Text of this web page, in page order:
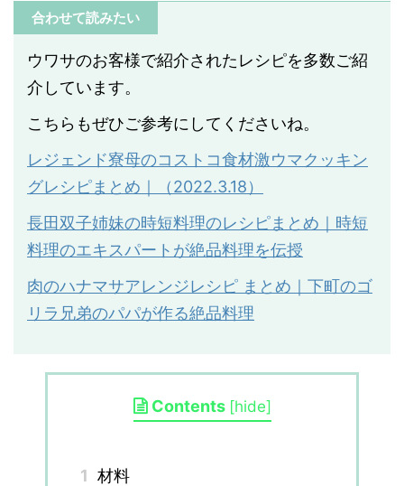
合わせて読みたい
ウワサのお客様で紹介されたレシピを多数ご紹
介しています。
こちらもぜひご参考にしてくださいね。
レジェンド寮母のコストコ食材激ウマクッキン
グレシピまとめ｜（2022.3.18）
長田双子姉妹の時短料理のレシピまとめ｜時短
料理のエキスパートが絶品料理を伝授
肉のハナマサアレンジレシピ まとめ｜下町のゴ
リラ兄弟のパパが作る絶品料理
Contents [hide]
1 材料